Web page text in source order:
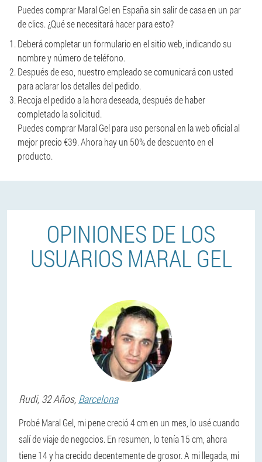
Puedes comprar Maral Gel en España sin salir de casa en un par
de clics. ¿Qué se necesitará hacer para esto?
Deberá completar un formulario en el sitio web, indicando su
nombre y número de teléfono.
Después de eso, nuestro empleado se comunicará con usted
para aclarar los detalles del pedido.
Recoja el pedido a la hora deseada, después de haber
completado la solicitud.
Puedes comprar Maral Gel para uso personal en la web oficial al
mejor precio €39. Ahora hay un 50% de descuento en el
producto.
OPINIONES DE LOS
USUARIOS MARAL GEL
Rudi, 32 Años, Barcelona
Probé Maral Gel, mi pene creció 4 cm en un mes, lo usé cuando
salí de viaje de negocios. En resumen, lo tenía 15 cm, ahora
tiene 14 y ha crecido decentemente de grosor. A mi llegada, mi